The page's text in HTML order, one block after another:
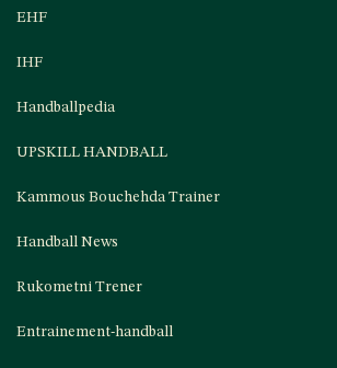
EHF
IHF
Handballpedia
UPSKILL HANDBALL
Kammous Bouchehda Trainer
Handball News
Rukometni Trener
Entrainement-handball